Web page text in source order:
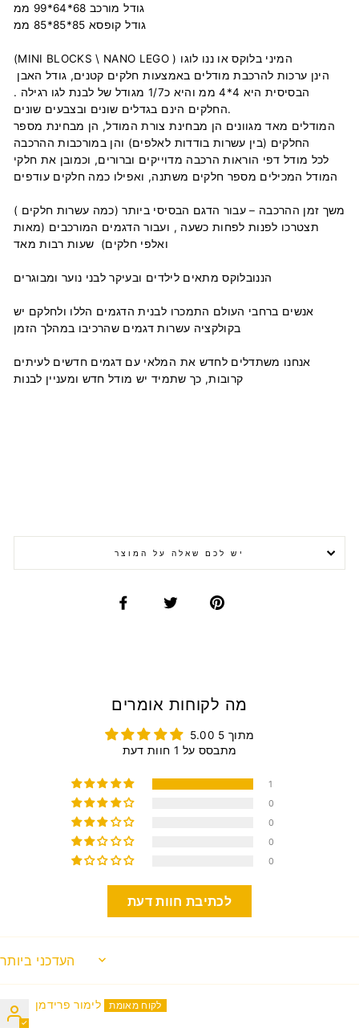
גודל מורכב 68*64*99 ממ
גודל קופסא 85*85*85 ממ
(MINI BLOCKS \ NANO LEGO ) המיני בלוקס או ננו לוגו
הבסיסית היא 4*4 ממ והיא כ1/7 מגודל של לבנת לגו רגילה .
החלקים הינם בגדלים שונים ובצבעים שונים.
המודלים מאד מגוונים הן מבחינת צורת המודל, הן מבחינת מספר
לכל מודל דפי הוראות הרכבה מדוייקים וברורים, וכמובן את חלקי
המודל המכילים מספר חלקים משתנה, ואפילו כמה חלקים עודפים
משך זמן ההרכבה – עבור הדגם הבסיסי ביותר (כמה עשרות חלקים )
תצטרכו לפנות לפחות כשעה , ועבור הדגמים המורכבים (מאות
הננובלוקס מתאים לילדים ובעיקר לבני נוער ומבוגרים
אנשים ברחבי העולם התמכרו לבנית הדגמים הללו ולחלקם יש
בקולקציה עשרות דגמים שהרכיבו במהלך הזמן
אנחנו משתדלים לחדש את המלאי עם דגמים חדשים לעיתים
קרובות, כך שתמיד יש מודל חדש ומעניין לבנות
יש לכם שאלה על המוצר
מה לקוחות אומרים
5.00 מתוך 5
מתבסס על 1 חוות דעת
1
0
0
0
0
לכתיבת חוות דעת
SORT BY
לימור פרידמן